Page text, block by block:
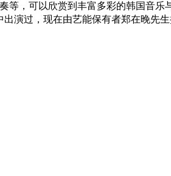
，可以欣赏到丰富多彩的韩国音乐
演过，现在由艺能保有者郑在晚先